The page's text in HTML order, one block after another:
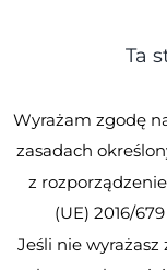
Ta
Wyrażam zgodę
zasadach
z
(UE) 2016/
Jeśli nie